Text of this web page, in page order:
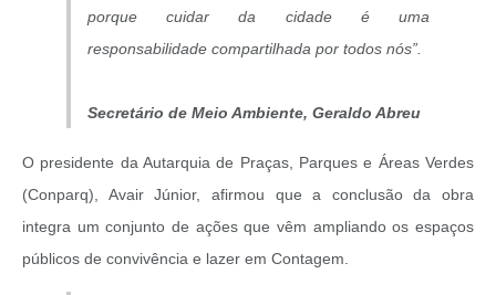
porque cuidar da cidade é uma
responsabilidade compartilhada por todos nós”.
Secretário de Meio Ambiente, Geraldo Abreu
O presidente da Autarquia de Praças, Parques e Áreas Verdes
(Conparq), Avair Júnior, afirmou que a conclusão da obra
integra um conjunto de ações que vêm ampliando os espaços
públicos de convivência e lazer em Contagem.